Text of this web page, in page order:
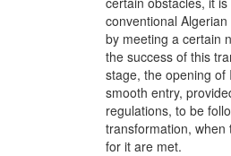
conventional
by meeting a certain
the success of this
stage, the opening of
smooth entry,
regulations, to be
transformation,
for it are met.